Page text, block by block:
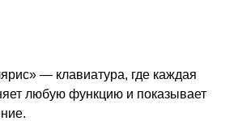
— клавиатура, где каждая
любую функцию и показывает